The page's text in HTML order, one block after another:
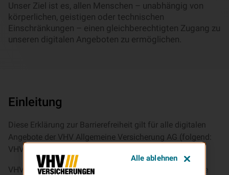
Unser Ziel ist es, allen Menschen – unabhängig von
körperlichen, geistigen oder technischen
Einschränkungen – einen gleichberechtigten Zugang zu
unseren digitalen Angeboten zu ermöglichen.
Einleitung
Diese Erklärung zur Barrierefreiheit gilt für alle digitalen
Angebote der VHV Allgemeine Versicherung AG (folgend:
VHV),
VHV Platz 1, 30177 Hannover, welche unter www.vhv.de
Alle ablehnen